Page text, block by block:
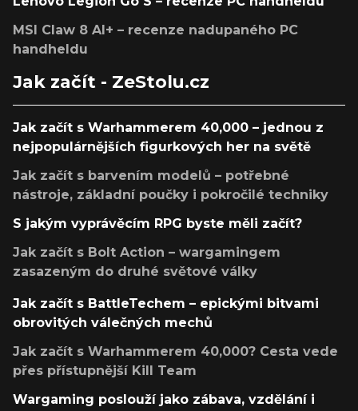
MSI Claw 8 AI+ – recenze nadupaného PC
handheldu
Jak začít - ZeStolu.cz
Jak začít s Warhammerem 40,000 – jednou z
nejpopulárnějších figurkových her na světě
Jak začít s barvením modelů – potřebné
nástroje, základní poučky i pokročilé techniky
S jakým vyprávěcím RPG byste měli začít?
Jak začít s Bolt Action – wargamingem
zasazeným do druhé světové války
Jak začít s BattleTechem – epickými bitvami
obrovitých válečných mechů
Jak začít s Warhammerem 40,000? Cesta vede
přes přístupnější Kill Team
Wargaming poslouží jako zábava, vzdělání i